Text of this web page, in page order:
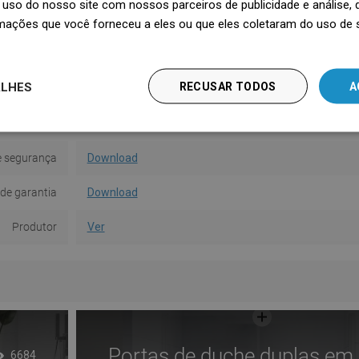
montagem Com cavilhas
da parede
segurança Download
garantia Download
Produtor Ver
6684
do nosso site com nossos parceiros de publicidade e análise,
que você forneceu a eles ou que eles coletaram do uso de
RECUSAR TODOS